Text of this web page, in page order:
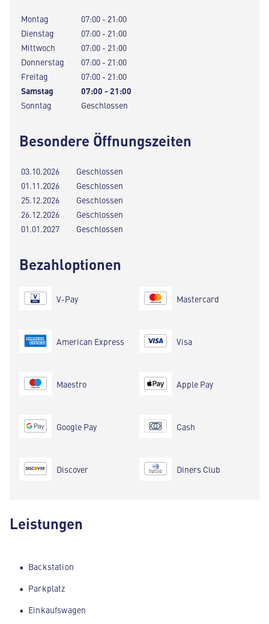
Montag
07:00 - 21:00
Dienstag
07:00 - 21:00
Mittwoch
07:00 - 21:00
Donnerstag
07:00 - 21:00
Freitag
07:00 - 21:00
Samstag
07:00 - 21:00
Sonntag
Geschlossen
Besondere Öffnungszeiten
03.10.2026
Geschlossen
01.11.2026
Geschlossen
25.12.2026
Geschlossen
26.12.2026
Geschlossen
01.01.2027
Geschlossen
Bezahloptionen
V-Pay
American Express
Maestro
Google Pay
Discover
Mastercard
Visa
Apple Pay
Cash
Diners Club
Leistungen
Backstation
Parkplatz
Einkaufswagen